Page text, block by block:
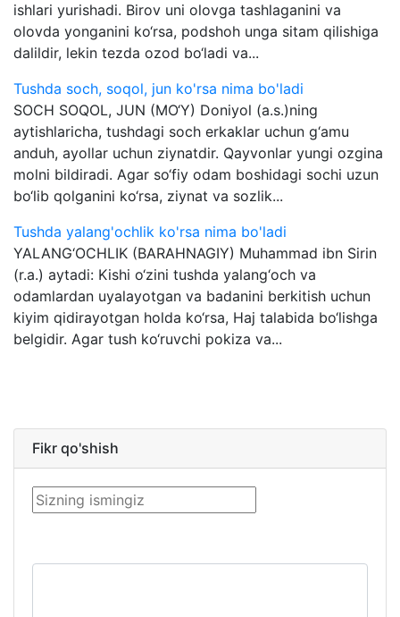
ishlari yurishadi. Birov uni olovga tashlaganini va
olovda yonganini ko‘rsa, podshoh unga sitam qilishiga
dalildir, lekin tezda ozod bo‘ladi va...
Tushda soch, soqol, jun ko'rsa nima bo'ladi
SOCH SOQOL, JUN (MO‘Y) Doniyol (a.s.)ning
aytishlaricha, tushdagi soch erkaklar uchun g‘amu
anduh, ayollar uchun ziynatdir. Qayvonlar yungi ozgina
molni bildiradi. Agar so‘fiy odam boshidagi sochi uzun
bo‘lib qolganini ko‘rsa, ziynat va sozlik...
Tushda yalang'ochlik ko'rsa nima bo'ladi
YALANG‘OCHLIK (BARAHNAGIY) Muhammad ibn Sirin
(r.a.) aytadi: Kishi o‘zini tushda yalang‘och va
odamlardan uyalayotgan va badanini berkitish uchun
kiyim qidirayotgan holda ko‘rsa, Haj talabida bo‘lishga
belgidir. Agar tush ko‘ruvchi pokiza va...
Fikr qo'shish